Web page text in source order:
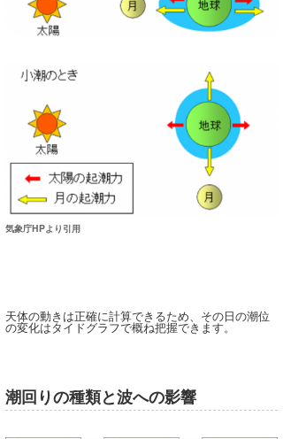
気象庁HPより引用
天体の動きは正確に計算できるため、その日の潮位
の変化はタイドグラフで概ね把握できます。
潮回りの種類と波への影響
VAGY
YUKI☆
たっちー
ハンマー
まっきー
三輪予報士
上條将美
SancheZ